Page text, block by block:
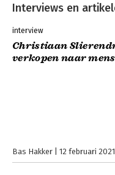
Interviews en
interview
Christiaan
verkopen naar
Bas Hakker 12 februari 2021